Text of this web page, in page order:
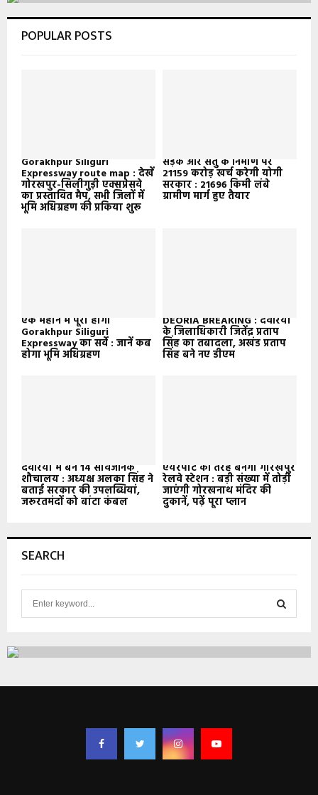
POPULAR POSTS
Gorakhpur Siliguri
Expressway route map : देखें
गोरखपुर-सिलीगुड़ी एक्सप्रेसवे
का प्रस्तावित मैप, सभी जिलों में
भूमि अधिग्रहण की प्रकिया शुरू
सड़क और सेतु के निर्माण पर
21159 करोड़ खर्च करेगी योगी
सरकार : 21696 किमी लंबे
ग्रामीण मार्ग हुए तैयार
एक महीने में पूरा होगा
Gorakhpur Siliguri
Expressway का सर्वे : जानें कब
होगा भूमि अधिग्रहण
DEORIA BREAKING : देवरिया
के जिलाधिकारी जितेंद्र प्रताप
सिंह का तबादला, अखंड प्रताप
सिंह बने नए डीएम
देवरिया में बने 14 सार्वजनिक
शौचालय : अध्यक्ष अलका सिंह ने
बताई सरकार की उपलब्धियां,
जरूरतमंदों को बांटा कंबल
एयरपोर्ट की तरह बनेगा गोरखपुर
रेलवे स्टेशन : बड़ी संख्या में तोड़ी
जाएंगी गोरखनाथ मंदिर की
दुकानें, पढ़ें पूरा प्लान
SEARCH
c
f
E
A